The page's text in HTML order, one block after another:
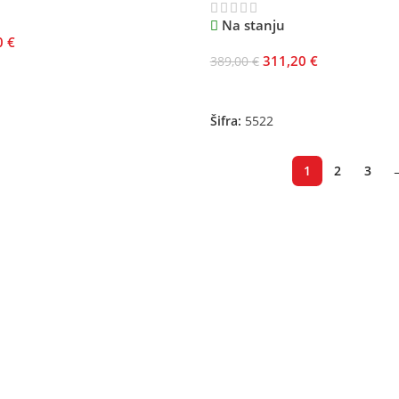
€
Na stanju
389,00€ 311,20 €
Šifra: 5522
1 2 3